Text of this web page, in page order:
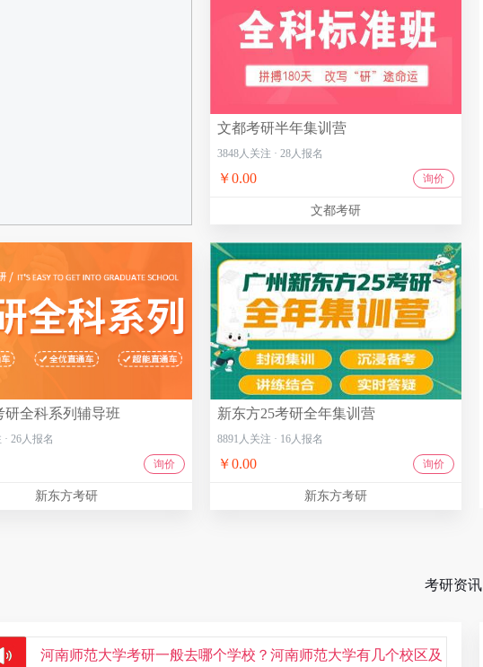
文都考研半年集训营
3848人关注 · 28人报名
￥0.00 询价
文都考研
研全科系列辅导班
· 26人报名
询价
新东方考研
新东方25考研全年集训营
8891 人关注 · 16人报名
￥0.00 询价
新东方考研
考研资讯
校区地址，哪个校区最好？
青岛海洋大学研究生学费是多少？青岛考研哪个学校容易考上？